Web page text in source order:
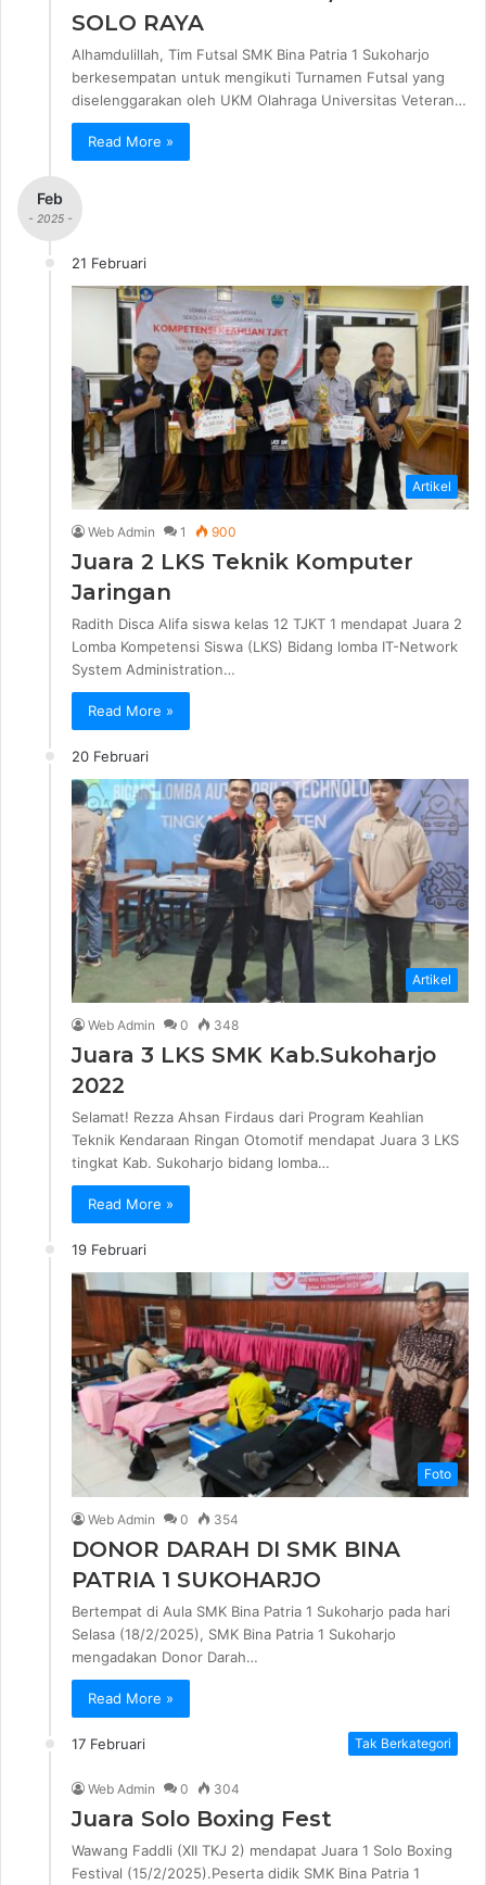
SOLO RAYA
Alhamdulillah, Tim Futsal SMK Bina Patria 1 Sukoharjo
berkesempatan untuk mengikuti Turnamen Futsal yang
diselenggarakan oleh UKM Olahraga Universitas Veteran…
Read More »
Feb
- 2025 -
21 Februari
Artikel
Web Admin 1 900
Juara 2 LKS Teknik Komputer
Jaringan
Radith Disca Alifa siswa kelas 12 TJKT 1 mendapat Juara 2
Lomba Kompetensi Siswa (LKS) Bidang lomba IT-Network
System Administration…
Read More »
20 Februari
Artikel
Web Admin 0 348
Juara 3 LKS SMK Kab.Sukoharjo
2022
Selamat! Rezza Ahsan Firdaus dari Program Keahlian
Teknik Kendaraan Ringan Otomotif mendapat Juara 3 LKS
tingkat Kab. Sukoharjo bidang lomba…
Read More »
19 Februari
Foto
Web Admin 0 354
DONOR DARAH DI SMK BINA
PATRIA 1 SUKOHARJO
Bertempat di Aula SMK Bina Patria 1 Sukoharjo pada hari
Selasa (18/2/2025), SMK Bina Patria 1 Sukoharjo
mengadakan Donor Darah…
Read More »
17 Februari Tak Berkategori
Web Admin 0 304
Juara Solo Boxing Fest
Wawang Faddli (XII TKJ 2) mendapat Juara 1 Solo Boxing
Festival (15/2/2025).Peserta didik SMK Bina Patria 1